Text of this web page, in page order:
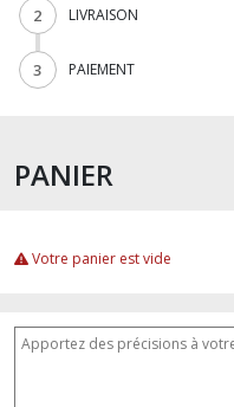
2 LIVRAISON
3 PAIEMENT
PANIER
Votre panier est vide